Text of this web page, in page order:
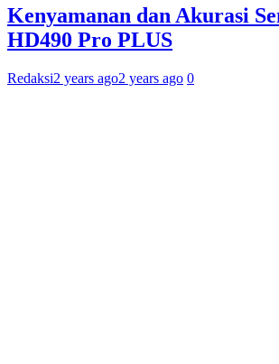
Kenyamanan dan Akurasi
HD490 Pro PLUS
Redaksi2 years ago2 years ago 0